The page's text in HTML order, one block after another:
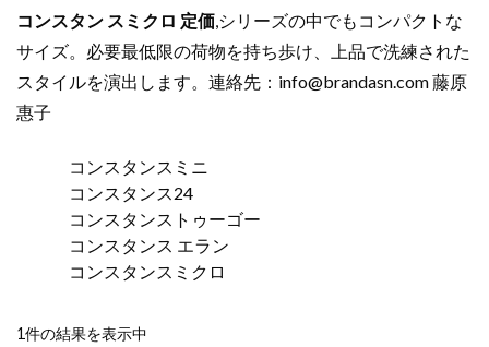
コンスタン スミクロ 定価,シリーズの中でもコンパクトな
サイズ。必要最低限の荷物を持ち歩け、上品で洗練された
スタイルを演出します。連絡先： info@brandasn.com藤原
惠子
コンスタンスミニ
コンスタンス24
コンスタンストゥーゴー
コンスタンス エラン
コンスタンスミクロ
1件の結果を表示中